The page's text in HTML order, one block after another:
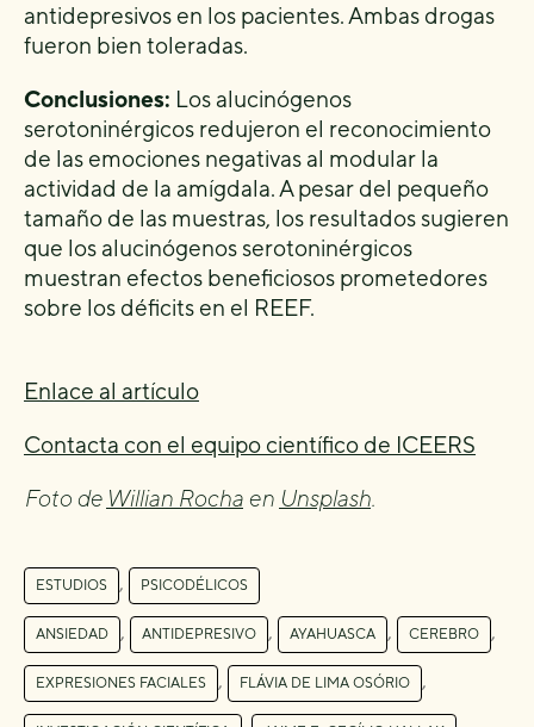
antidepresivos en los pacientes. Ambas drogas
fueron bien toleradas.
Conclusiones: Los alucinógenos
serotoninérgicos redujeron el reconocimiento
de las emociones negativas al modular la
actividad de la amígdala. A pesar del pequeño
tamaño de las muestras, los resultados sugieren
que los alucinógenos serotoninérgicos
muestran efectos beneficiosos prometedores
sobre los déficits en el REEF.
Enlace al artículo
Contacta con el equipo científico de ICEERS
Foto de Willian Rocha en Unsplash.
ESTUDIOS , PSICODÉLICOS
ANSIEDAD , ANTIDEPRESIVO , AYAHUASCA , CEREBRO ,
EXPRESIONES FACIALES , FLÁVIA DE LIMA OSÓRIO ,